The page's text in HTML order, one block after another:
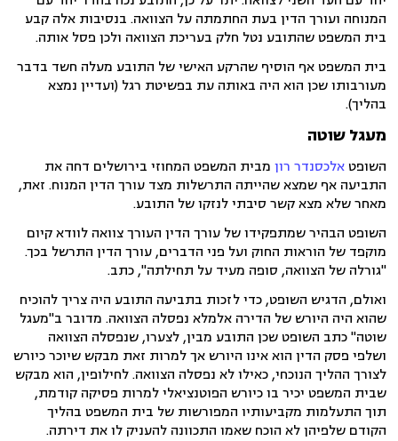
המנוחה ועורך הדין בעת החתמתה על הצוואה. בנסיבות אלה קבע
בית המשפט שהתובע נטל חלק בעריכת הצוואה ולכן פסל אותה.
בית המשפט אף הוסיף שהרקע האישי של התובע מעלה חשד בדבר
מעורבותו שכן הוא היה באותה עת בפשיטת רגל (ועדיין נמצא
בהליך).
מעגל שוטה
השופטאלכסנדר רון מבית המשפט המחוזי בירושלים דחה את
התביעה אף שמצא שהייתה התרשלות מצד עורך הדין המנוח. זאת,
מאחר שלא מצא קשר סיבתי לנזקו של התובע.
השופט הבהיר שמתפקידו של עורך הדין העורך צוואה לוודא קיום
מוקפד של הוראות החוק ועל פני הדברים, עורך הדין התרשל בכך.
"גורלה של הצוואה, סופה מעיד על תחילתה", כתב.
ואולם, הדגיש השופט, כדי לזכות בתביעה התובע היה צריך להוכיח
שהוא היה היורש של הדירה אלמלא נפסלה הצוואה. מדובר ב"מעגל
שוטה" כתב השופט שכן התובע מבין, לצערו, שנפסלה הצוואה
ושלפי פסק הדין הוא אינו היורש אך למרות זאת מבקש שיוכר כיורש
לצורך ההליך הנוכחי, כאילו לא נפסלה הצוואה. לחילופין, הוא מבקש
שבית המשפט יכיר בו כיורש הפוטנציאלי למרות פסיקה קודמת,
תוך התעלמות מקביעותיו המפורשות של בית המשפט בהליך
הקודם שלפיהן לא הוכח שאמו התכוונה להעניק לו את דירתה.